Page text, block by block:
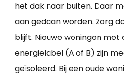
het dak naar buiten. Daar
aan gedaan worden. Zorg
blijft. Nieuwe woningen met
energielabel (A of B) zijn
geïsoleerd. Bij een oude